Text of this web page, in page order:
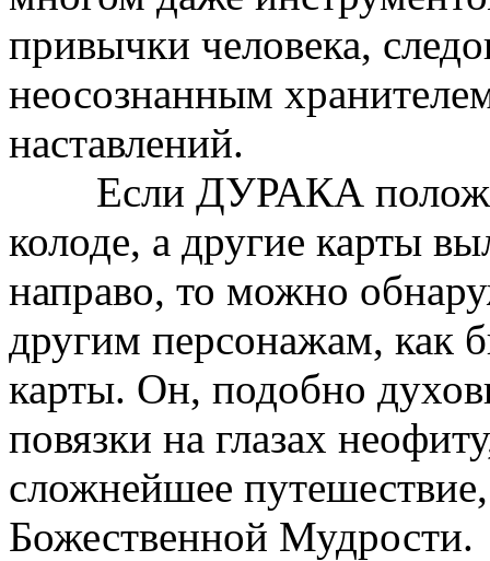
привычки человека,
неосознанным
наставлений.
Если ДУРАКА
колоде, а другие карты
направо, то можно
другим персонажам, как
карты. Он, подобно
повязки на глазах
сложнейшее
Божественной Мудрости.